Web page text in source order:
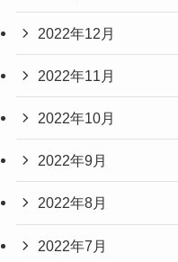
2022年12月
2022年11月
2022年10月
2022年9月
2022年8月
2022年7月